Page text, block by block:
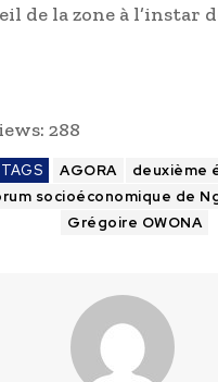
de la zone à l’instar
288
TAGS AGORA
deuxième
socioéconomique de
Grégoire OWONA